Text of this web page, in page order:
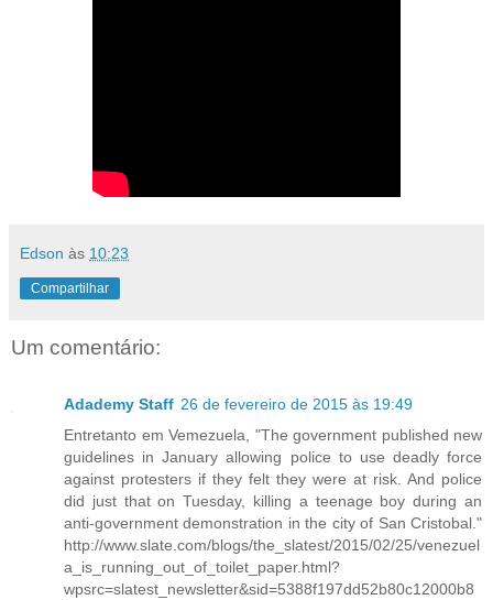
Edson às 10:23
Compartilhar
Um comentário:
Adademy Staff 26 de fevereiro de 2015 às 19:49
Entretanto em Vemezuela, "The government published new
guidelines in January allowing police to use deadly force
against protesters if they felt they were at risk. And police
did just that on Tuesday, killing a teenage boy during an
anti-government demonstration in the city of San Cristobal."
http://www.slate.com/blogs/the_slatest/2015/02/25/venezuel
a_is_running_out_of_toilet_paper.html?
wpsrc=slatest_newsletter&sid=5388f197dd52b80c12000b8